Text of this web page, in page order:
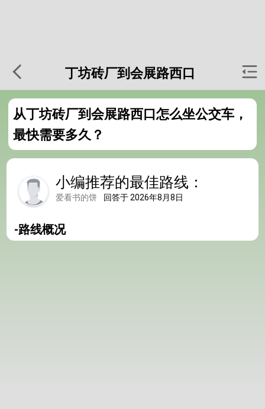
丁坊砖厂到会展路西口
从丁坊砖厂到会展路西口怎么坐公交车，
最快需要多久？
小编推荐的最佳路线：
爱看书的饼 回答于 2026年8月8日
-路线概况